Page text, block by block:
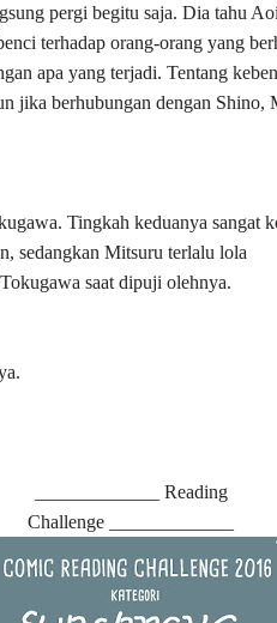
pergi begitu saja. Dia tahu
terhadap orang-orang yang
apa yang terjadi. Tentang
jika berhubungan dengan Shino,
Tingkah keduanya sangat
sedangkan Mitsuru terlalu lola
saat dipuji olehnya.
_____________ Reading
Challenge _____________